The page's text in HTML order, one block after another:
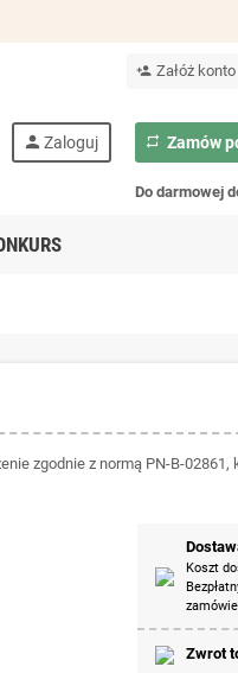
person_add Załóż konto
person Zaloguj repeat Zamów
Do darmowej
zgodnie z normą PN-B-02861,
Koszt
Zwrot